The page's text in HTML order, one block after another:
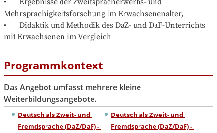
Mehrsprachigkeitsforschung im Erwachsenenalter,
•	Didaktik und Methodik des DaZ- und DaF-Unterrichts
mit Erwachsenen im Vergleich
Programmkontext
Das Angebot umfasst mehrere kleine
Weiterbildungsangebote.
Deutsch als Zweit- und
Fremdsprache (DaZ/DaF) -
Deutsch als Zweit- und
Fremdsprache (DaZ/DaF) -